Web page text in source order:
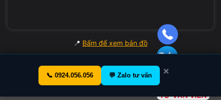
📍 Bấm để xem bản đồ
📞 0924.056.056 💬 Zalo tư vấn ×